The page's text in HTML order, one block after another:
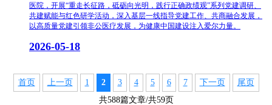
医院，开展“重走长征路，砥砺向光明，践行正确政绩观”系列党建调研、
共建赋能与红色研学活动，深入基层一线指导党建工作、共商融合发展，
以高质量党建引领非公医疗发展，为健康中国建设注入爱尔力量。
2026-05-18
首页 上一页 1 2 3 4 5 6 7 下一页
尾页
共588篇文章/共59页